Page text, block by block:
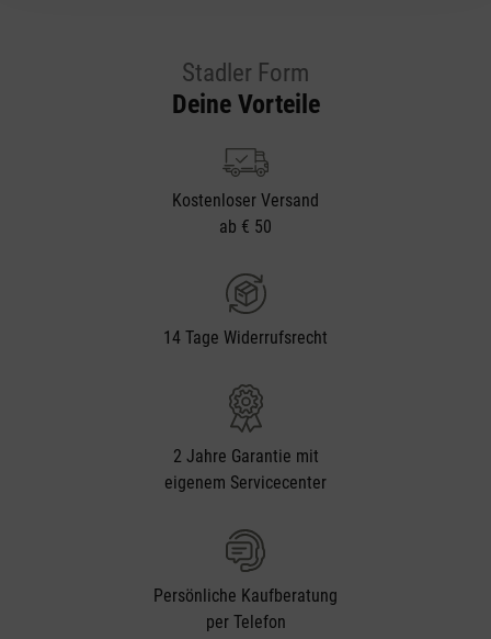
Stadler Form
Deine Vorteile
Kostenloser Versand
ab € 50
14 Tage Widerrufsrecht
2 Jahre Garantie mit
eigenem Servicecenter
Persönliche Kaufberatung
per Telefon